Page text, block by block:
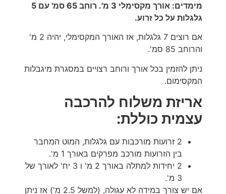
מימדים: אורך מקסימלי 3 מ'. רוחב 65 סמ' עם 5
גלגלות על כל זרוע.
אם רוצים 7 גלגלות, אז האורך המקסימלי, יהיה 2 מ'
והרוחב 85 סמ'.
ניתן להזמין בכל אורך ורוחב רצויים במסגרת מיגבלות
המקסימום.
אריזת משלוח להרכבה
עצמית כוללת:
2 זרועות מורכבות עם גלגלות, המוט המחבר
בין הזרועות מורכב מפרקים באורך 1 מ'.
2 יחידות למתלה באורך 2 מ' ו 3 יח' לאורך של
3 מ'.
אם יש צורך במידה לא עגולה, (למשל 2.5 מ') אז ניתן